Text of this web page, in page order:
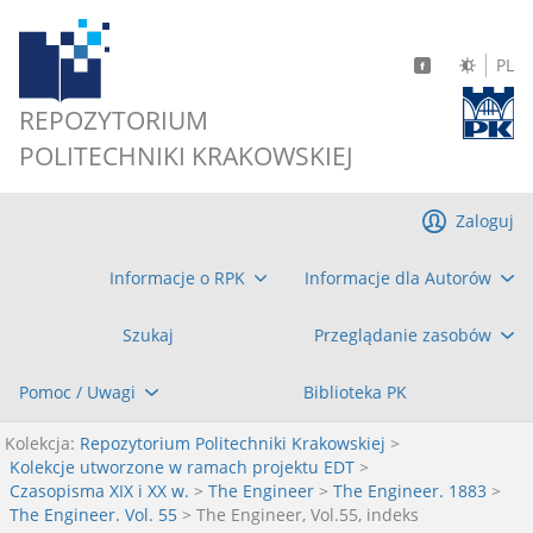
REPOZYTORIUM
POLITECHNIKI KRAKOWSKIEJ
PL
Informacje o RPK Informacje dla Autorów
Szukaj Przeglądanie zasobów
Pomoc / Uwagi Biblioteka PK
Zaloguj
Kolekcja: Repozytorium Politechniki Krakowskiej >
Kolekcje utworzone w ramach projektu EDT >
Czasopisma XIX i XX w. > The Engineer > The Engineer. 1883 >
The Engineer. Vol. 55 > The Engineer, Vol.55, indeks